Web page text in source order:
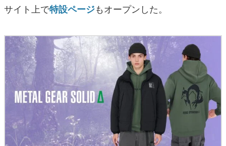
サイト上で特設ページもオープンした。